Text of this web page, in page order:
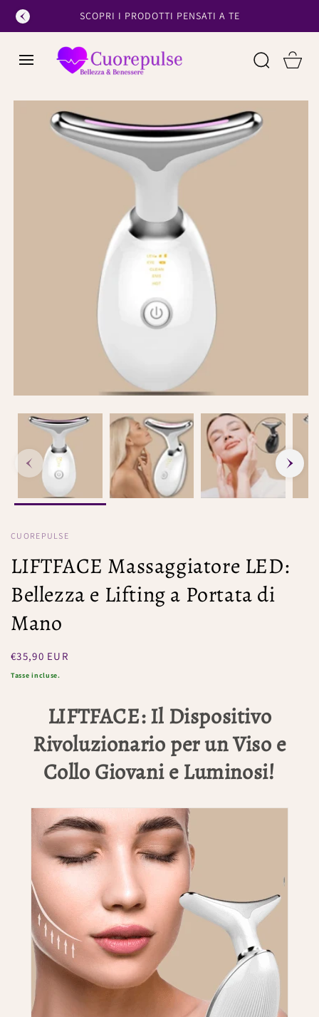
SALTA AL
CONTENUTO
SCOPRI I PRODOTTI PENSATI A TE
Cart
INFORMAZIONI
PRODOTTO
CUOREPULSE
LIFTFACE Massaggiatore LED:
Bellezza e Lifting a Portata di
Mano
Prezzo
regolare
€35,90 EUR
Tasse incluse.
LIFTFACE: Il Dispositivo
Rivoluzionario per un Viso e
Collo Giovani e Luminosi!